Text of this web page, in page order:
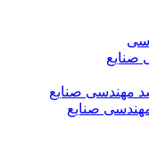
مهندسی صنایع
صنایع